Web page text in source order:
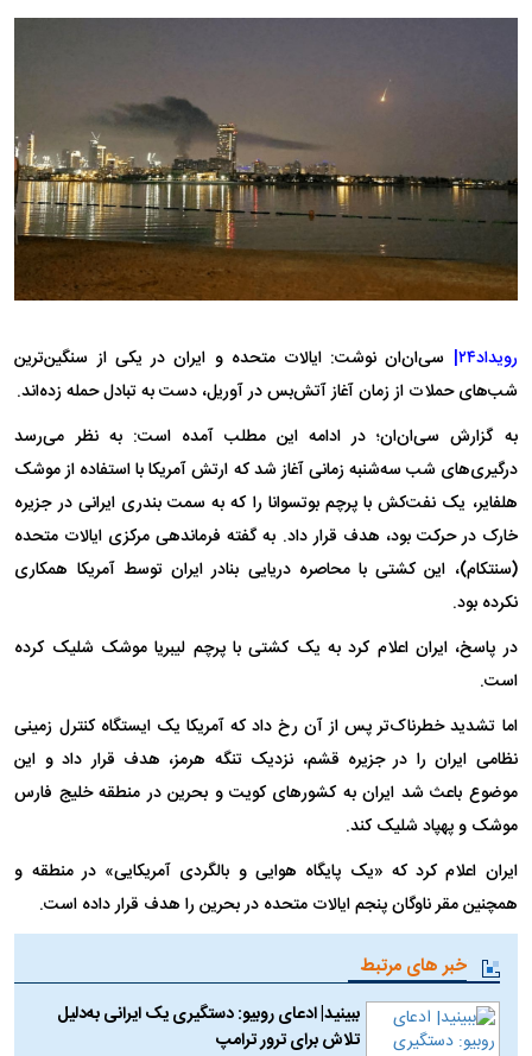
رویداد۲۴|
سی‌ان‌ان نوشت: ایالات متحده و ایران در یکی از سنگین‌ترین
شب‌های حملات از زمان آغاز آتش‌بس در آوریل، دست به تبادل حمله زده‌اند.
به گزارش سی‌ان‌ان؛ در ادامه این مطلب آمده است: به نظر می‌رسد
درگیری‌های شب سه‌شنبه زمانی آغاز شد که ارتش آمریکا با استفاده از موشک
هلفایر، یک نفت‌کش با پرچم بوتسوانا را که به سمت بندری ایرانی در جزیره
خارک در حرکت بود، هدف قرار داد. به گفته فرماندهی مرکزی ایالات متحده
(سنتکام)، این کشتی با محاصره دریایی بنادر ایران توسط آمریکا همکاری
نکرده بود.
در پاسخ، ایران اعلام کرد به یک کشتی با پرچم لیبریا موشک شلیک کرده
است.
اما تشدید خطرناک‌تر پس از آن رخ داد که آمریکا یک ایستگاه کنترل زمینی
نظامی ایران را در جزیره قشم، نزدیک تنگه هرمز، هدف قرار داد و این
موضوع باعث شد ایران به کشور‌های کویت و بحرین در منطقه خلیج فارس
موشک و پهپاد شلیک کند.
ایران اعلام کرد که «یک پایگاه هوایی و بالگردی آمریکایی» در منطقه و
همچنین مقر ناوگان پنجم ایالات متحده در بحرین را هدف قرار داده است.
خبر های مرتبط
ببینید| ادعای روبیو: دستگیری یک ایرانی به‌دلیل
تلاش برای ترور ترامپ